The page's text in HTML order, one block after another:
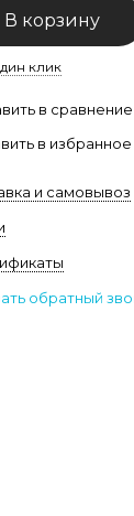
В корзину
клик
в сравнение
в избранное
и самовывоз
обратный